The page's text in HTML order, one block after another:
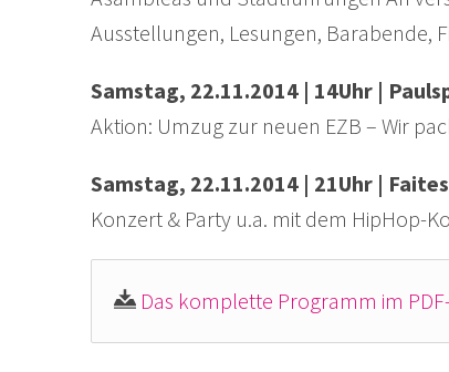
Ausstellungen, Lesungen,
Samstag, 22.11.2014 | 14Uhr |
Aktion: Umzug zur neuen EZB – Wir
Samstag, 22.11.2014 | 21Uhr |
Konzert & Party u.a. mit dem HipHop-
Das komplette Programm im